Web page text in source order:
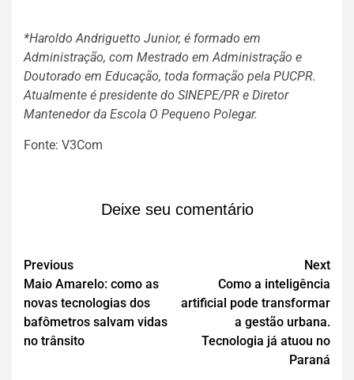
*Haroldo Andriguetto Junior, é formado em
Administração, com Mestrado em Administração e
Doutorado em Educação, toda formação pela PUCPR.
Atualmente é presidente do SINEPE/PR e Diretor
Mantenedor da Escola O Pequeno Polegar.
Fonte: V3Com
Deixe seu comentário
Previous
Maio Amarelo: como as
novas tecnologias dos
bafômetros salvam vidas
no trânsito
Next
Como a inteligência
artificial pode transformar
a gestão urbana.
Tecnologia já atuou no
Paraná